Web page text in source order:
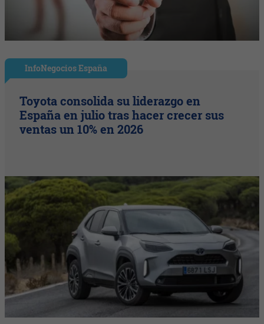
InfoNegocios España
Toyota consolida su liderazgo en
España en julio tras hacer crecer sus
ventas un 10% en 2026